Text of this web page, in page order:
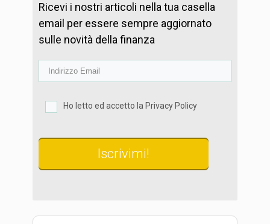
Ricevi i nostri articoli nella tua casella
email per essere sempre aggiornato
sulle novità della finanza
Ho letto ed accetto la Privacy Policy
Iscrivimi!